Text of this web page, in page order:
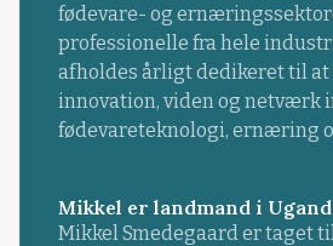
fødevare- og
professionelle fra hele
afholdes årligt dedikeret til at
innovation, viden og netværk
fødevareteknologi, ernæring
Mikkel er landmand i
Mikkel Smedegaard er taget